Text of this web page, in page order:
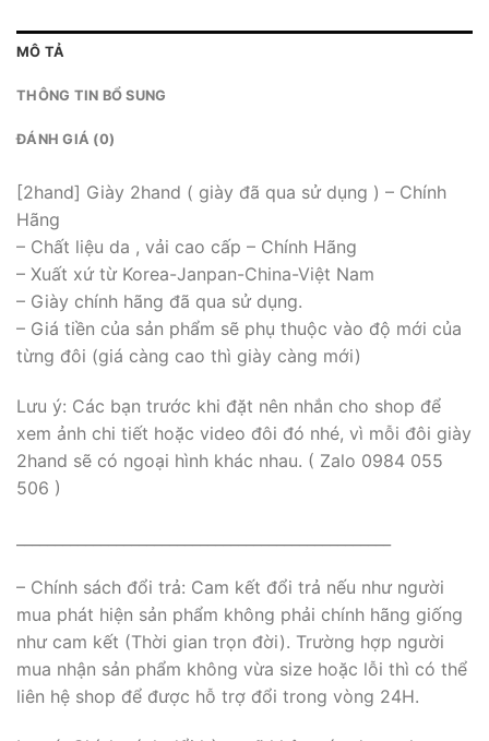
MÔ TẢ
THÔNG TIN BỔ SUNG
ĐÁNH GIÁ (0)
[2hand] Giày 2hand ( giày đã qua sử dụng ) – Chính
Hãng
– Chất liệu da , vải cao cấp – Chính Hãng
– Xuất xứ từ Korea-Janpan-China-Việt Nam
– Giày chính hãng đã qua sử dụng.
– Giá tiền của sản phẩm sẽ phụ thuộc vào độ mới của
từng đôi (giá càng cao thì giày càng mới)
Lưu ý: Các bạn trước khi đặt nên nhắn cho shop để
xem ảnh chi tiết hoặc video đôi đó nhé, vì mỗi đôi giày
2hand sẽ có ngoại hình khác nhau. ( Zalo 0984 055
506 )
– Chính sách đổi trả: Cam kết đổi trả nếu như người
mua phát hiện sản phẩm không phải chính hãng giống
như cam kết (Thời gian trọn đời). Trường hợp người
mua nhận sản phẩm không vừa size hoặc lỗi thì có thể
liên hệ shop để được hỗ trợ đổi trong vòng 24H.